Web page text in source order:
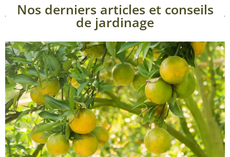
Nos derniers articles et conseils
de jardinage